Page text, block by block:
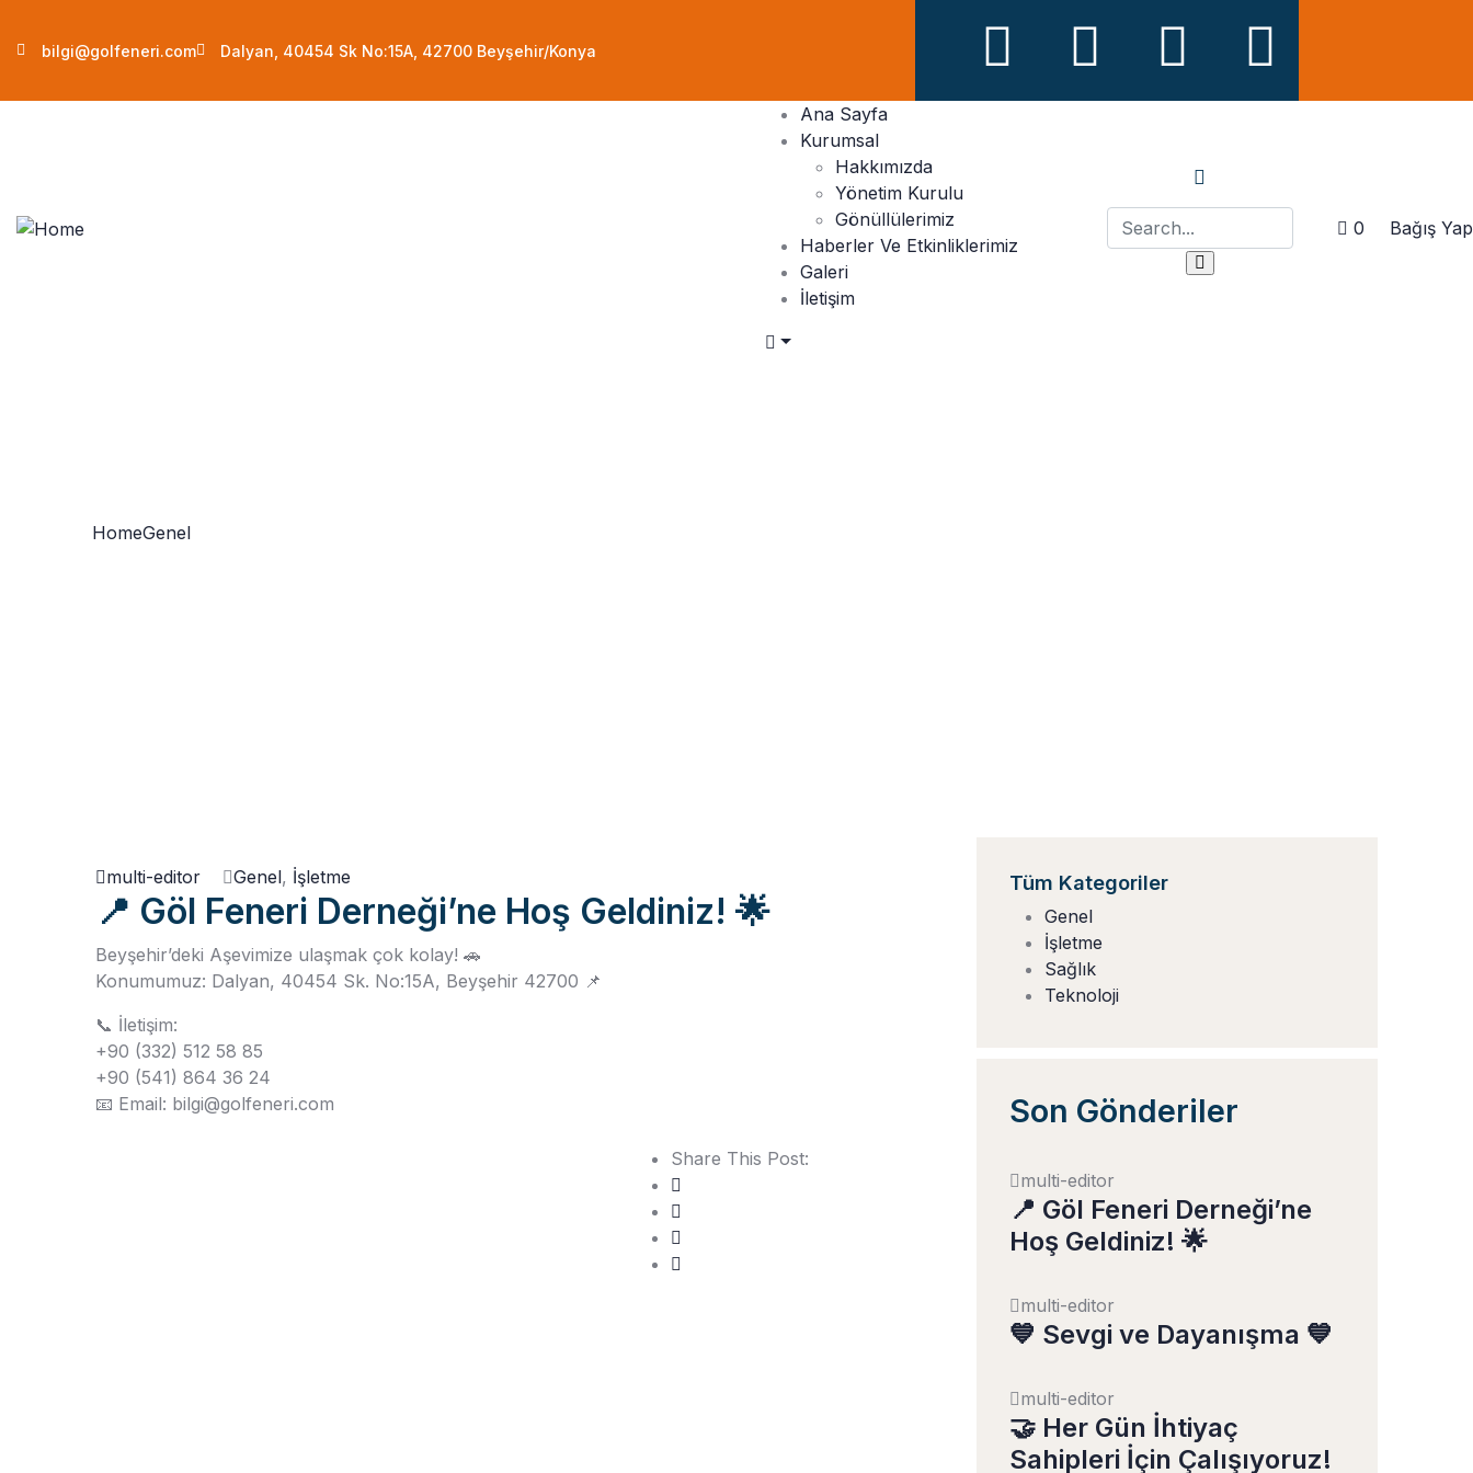
bilgi@golfeneri.com Dalyan, 40454 Sk No:15A, 42700 Beyşehir/Konya
Ana Sayfa
Kurumsal
Hakkımızda
Yönetim Kurulu
Gönüllülerimiz
Haberler Ve Etkinliklerimiz
Galeri
İletişim
0 Bağış Yap
HomeGenel
multi-editor Genel, İşletme
📍 Göl Feneri Derneği’ne Hoş Geldiniz! 🌟
Beyşehir’deki Aşevimize ulaşmak çok kolay! 🚗
Konumumuz: Dalyan, 40454 Sk. No:15A, Beyşehir 42700 📌
📞 İletişim:
+90 (332) 512 58 85
+90 (541) 864 36 24
📧 Email: bilgi@golfeneri.com
Share This Post:
Tüm Kategoriler
Genel
İşletme
Sağlık
Teknoloji
Son Gönderiler
multi-editor
📍 Göl Feneri Derneği’ne
Hoş Geldiniz! 🌟
multi-editor
💙 Sevgi ve Dayanışma 💙
multi-editor
🤝 Her Gün İhtiyaç
Sahipleri İçin Çalışıyoruz!